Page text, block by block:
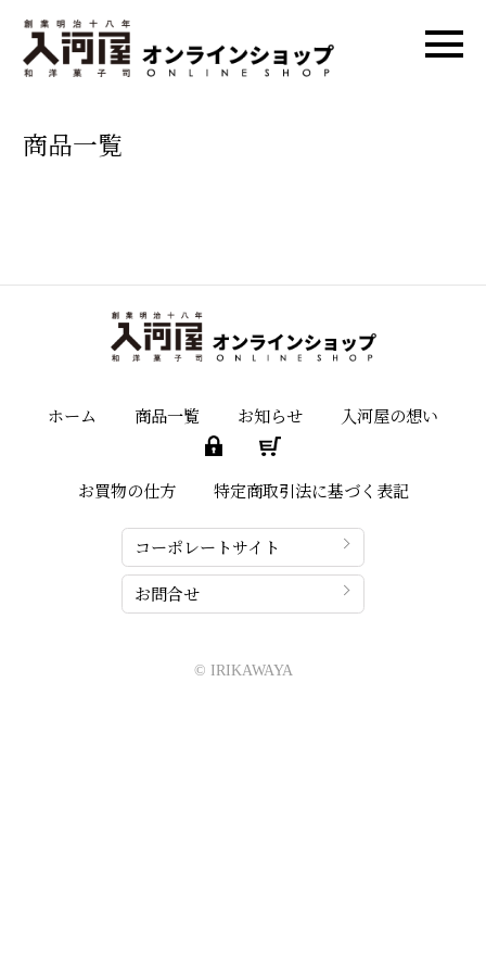
商品一覧
ホーム 商品一覧 お知らせ 入河屋の想い
お買物の仕方 特定商取引法に基づく表記
お問合せ
コーポレートサイト
© IRIKAWAYA